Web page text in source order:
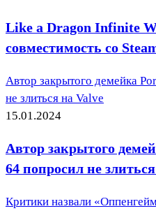
Like a Dragon Infinite
совместимость со
Автор закрытого демейка
не злиться на Valve
15.01.2024
Автор закрытого
64 попросил не
Критики назвали